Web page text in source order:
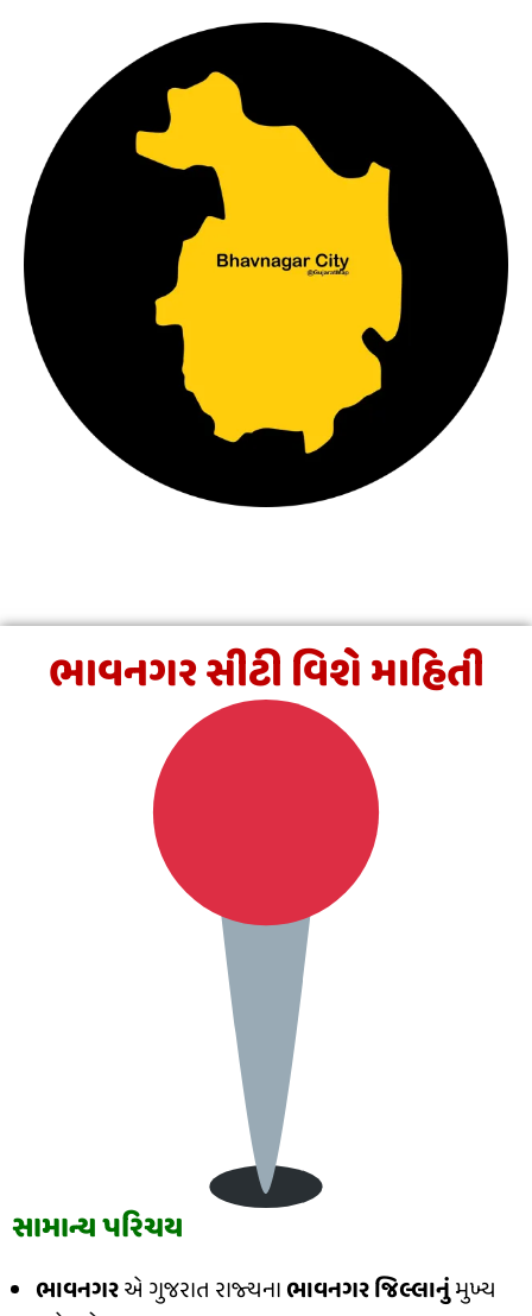
ભાવનગર સીટી વિશે માહિતી
સામાન્ય પરિચય
ભાવનગરએ ગુજરાત રાજ્યનાભાવનગર જિલ્લાનુંમુખ્ય